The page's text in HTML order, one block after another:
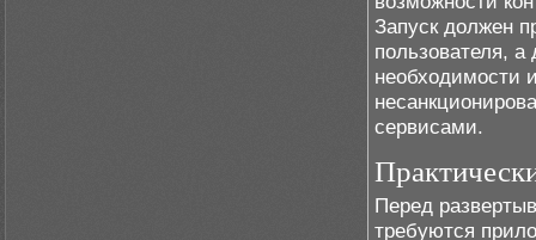
Запуск должен
пользователя,
необходимости
сервисами.
Перед
требуются